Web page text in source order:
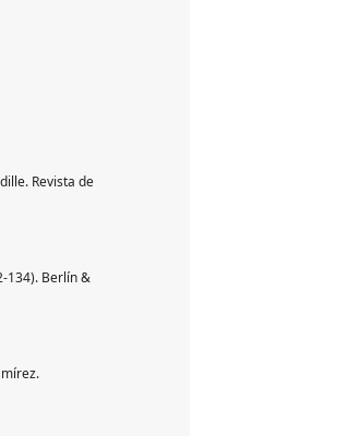
Revista de
134). Berlín &